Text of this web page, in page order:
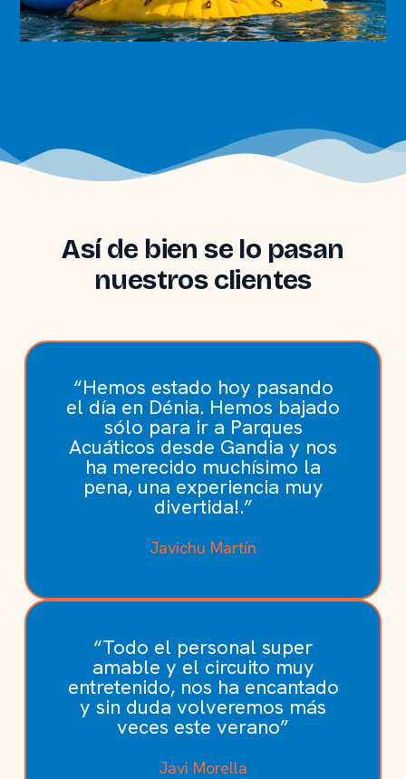
Así de bien se lo pasan
nuestros clientes
“Hemos estado hoy pasando
el día en Dénia. Hemos bajado
sólo para ir a Parques
Acuáticos desde Gandia y nos
ha merecido muchísimo la
pena, una experiencia muy
divertida!.”
Javichu Martín
“Todo el personal super
amable y el circuito muy
entretenido, nos ha encantado
y sin duda volveremos más
veces este verano”
Javi Morella